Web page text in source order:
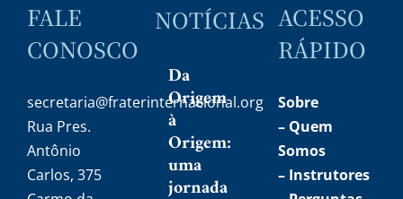
FALE
CONOSCO
secretaria@fraterinternacional.org
Rua Pres.
Antônio
Carlos, 375
NOTÍCIAS
Da
Origem
à
Origem:
uma
jornada
ACESSO
RÁPIDO
Sobre
– Quem
Somos
– Instrutores